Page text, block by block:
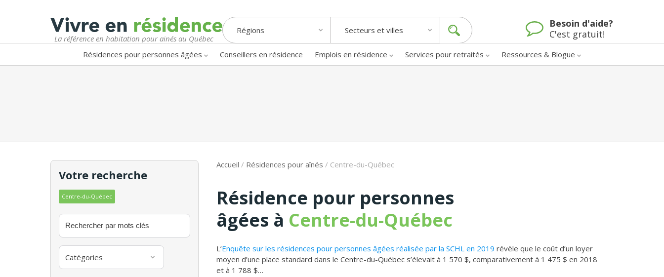
La référence en habitation pour ainés au Québec
Régions Secteurs et villes
Besoin d'aide?
C'est gratuit!
Résidences pour personnes âgées Conseillers en résidence Emplois en résidence Services pour retraités Ressources & Blogue
Votre recherche
Centre-du-Québec
Catégories
Accueil / Résidences pour aînés / Centre-du-Québec
Résidence pour personnes
âgées à Centre-du-Québec
L’Enquête sur les résidences pour personnes âgées réalisée par la SCHL en 2019 révèle que le coût d’un loyer
moyen d’une place standard dans le Centre-du-Québec s’élevait à 1 570 $, comparativement à 1 475 $ en 2018
et à 1 788 $…